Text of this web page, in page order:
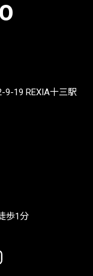
9-19 REXIA十三駅
歩1分